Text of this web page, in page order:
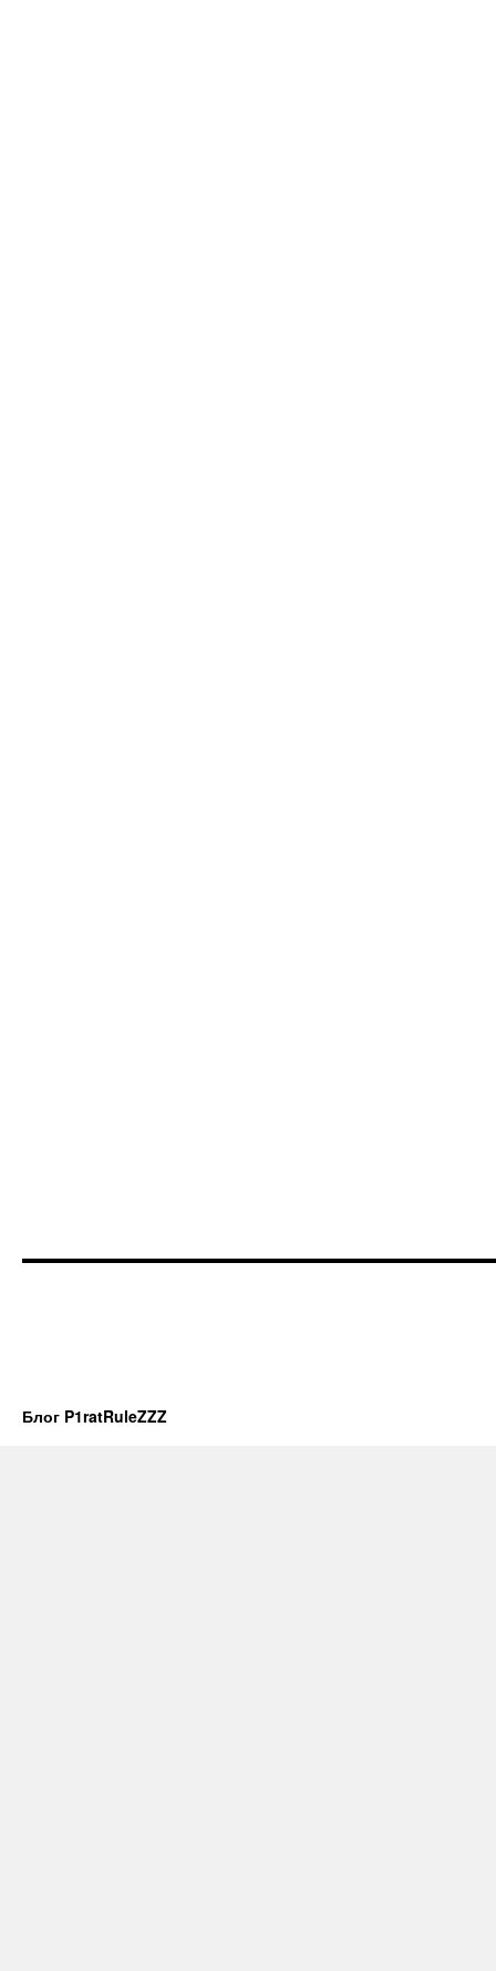
Блог P1ratRuleZZZ